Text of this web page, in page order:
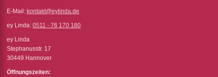
E-Mail: kontakt@eylinda.de
ey Linda: 0511 - 76 170 180
ey Linda
Stephanusstr. 17
30449 Hannover
Öffnungszeiten: